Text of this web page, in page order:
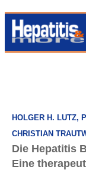
HOLGER H. LUTZ,
CHRISTIAN
Die Hepatitis
Eine